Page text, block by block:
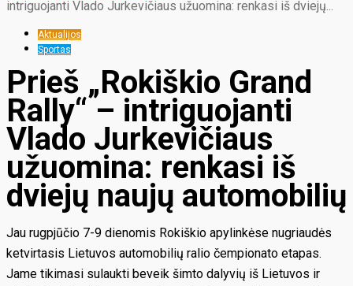
intriguojanti Vlado Jurkevičiaus užuomina: renkasi iš dviejų...
Aktualijos
Sportas
Prieš „Rokiškio Grand
Rally“ – intriguojanti
Vlado Jurkevičiaus
užuomina: renkasi iš
dviejų naujų automobilių
Jau rugpjūčio 7-9 dienomis Rokiškio apylinkėse nugriaudės
ketvirtasis Lietuvos automobilių ralio čempionato etapas.
Jame tikimasi sulaukti beveik šimto dalyvių iš Lietuvos ir